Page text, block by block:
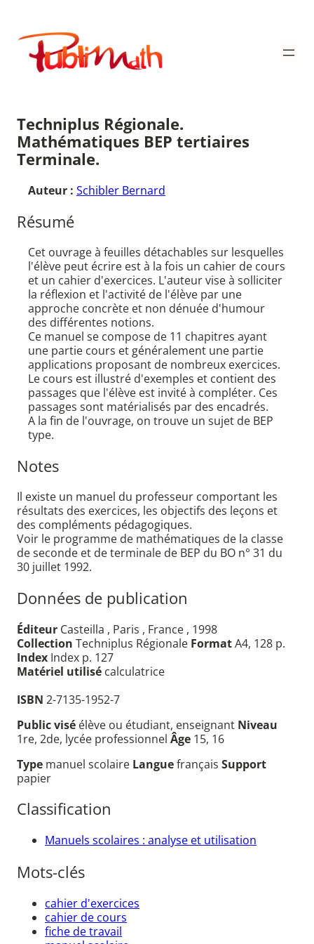
contenu
Publimath
Techniplus Régionale.
Mathématiques BEP tertiaires
Terminale.
Auteur : Schibler Bernard
Résumé
Cet ouvrage à feuilles détachables sur lesquelles
l'élève peut écrire est à la fois un cahier de cours
et un cahier d'exercices. L'auteur vise à solliciter
la réflexion et l'activité de l'élève par une
approche concrète et non dénuée d'humour
des différentes notions.
Ce manuel se compose de 11 chapitres ayant
une partie cours et généralement une partie
applications proposant de nombreux exercices.
Le cours est illustré d'exemples et contient des
passages que l'élève est invité à compléter. Ces
passages sont matérialisés par des encadrés.
A la fin de l'ouvrage, on trouve un sujet de BEP
type.
Notes
Il existe un manuel du professeur comportant les
résultats des exercices, les objectifs des leçons et
des compléments pédagogiques.
Voir le programme de mathématiques de la classe
de seconde et de terminale de BEP du BO n° 31 du
30 juillet 1992.
Données de publication
Éditeur Casteilla , Paris , France , 1998
Collection Techniplus Régionale FormatA4, 128 p.
Index Index p. 127
Matériel utilisé calculatrice
ISBN 2-7135-1952-7
Public visé élève ou étudiant, enseignant Niveau
1re, 2de, lycée professionnel Âge 15, 16
Type manuel scolaire Languefrançais Support
papier
Classification
Manuels scolaires : analyse et utilisation
Mots-clés
cahier d'exercices
cahier de cours
fiche de travail